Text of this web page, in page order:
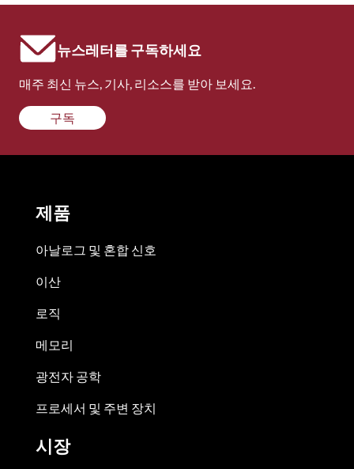
뉴스레터를 구독하세요
매주 최신 뉴스, 기사, 리소스를 받아 보세요.
구독
제품
아날로그 및 혼합 신호
이산
로직
메모리
광전자 공학
프로세서 및 주변 장치
시장